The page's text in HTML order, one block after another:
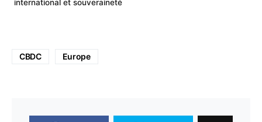
international et souveraineté
CBDC Europe